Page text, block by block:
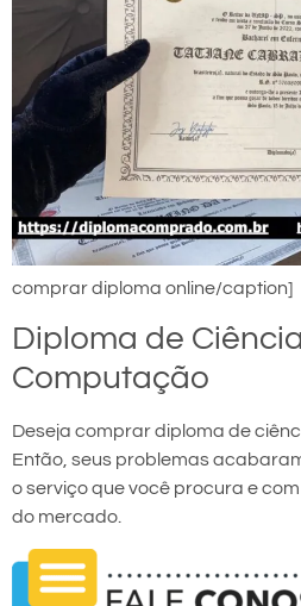
comprar diploma online/caption]
Diploma de
Computação
Deseja comprar diploma de
Então, seus problemas
o serviço que você procura e
do mercado.